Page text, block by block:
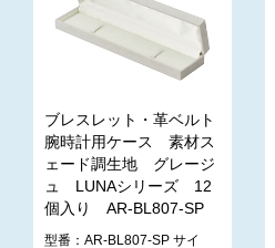
ブレスレット・革ベルト
腕時計用ケース 素材ス
ェード調生地 グレージ
ュ LUNAシリーズ 12
個入り AR-BL807-SP
型番：AR-BL807-SP サイ